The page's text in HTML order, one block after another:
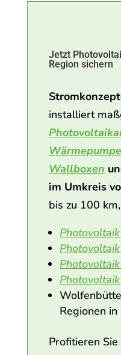
Jetzt
Region sichern
installiert
Wallboxen
im Umkreis
bis zu 100
Regionen
Profitieren